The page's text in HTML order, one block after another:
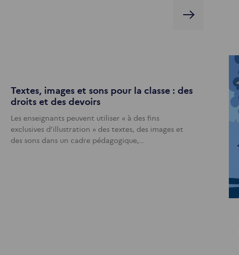
Textes, images et sons pour la classe : des
droits et des devoirs
Les enseignants peuvent utiliser « à des fins
exclusives d’illustration » des textes, des images et
des sons dans un cadre pédagogique,…